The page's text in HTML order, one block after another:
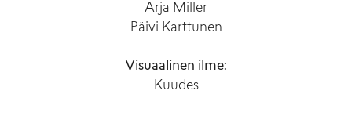
Arja Miller
Päivi Karttunen
Visuaalinen ilme:
Kuudes